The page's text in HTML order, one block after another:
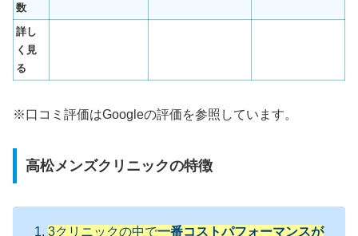
数
詳し
く見
る
※口コミ評価はGoogleの評価を参照しています。
高松メンズクリニックの特徴
3クリニックの中で一番コストパフォーマンスが